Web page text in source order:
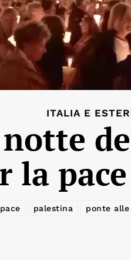
ITALIA E
la
pace palestina ponte alle